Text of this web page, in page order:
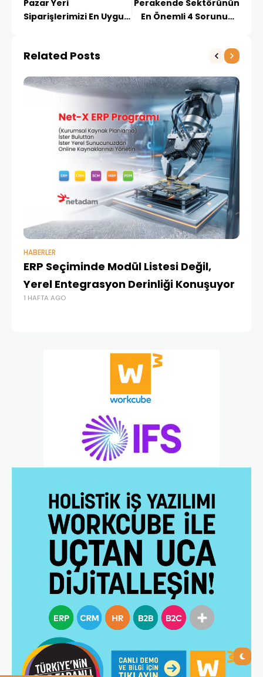
Pazar Yeri
Siparişlerimizi En Uygun
Stok Yönetimi
Perakende Sektörünün
En Önemli 4 Sorununu
Related Posts
HABERLER
ERP Seçiminde Modül Listesi Değil,
Yerel Entegrasyon Derinliği Konuşuyor
1 HAFTA AGO